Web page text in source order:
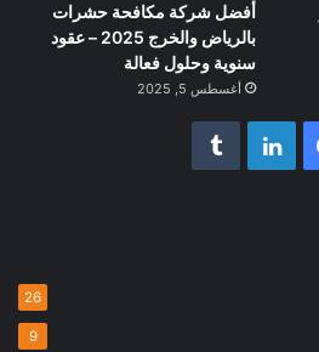
أفضل شركة مكافحة حشرات
بالرياض والخرج 2025 – عقود
سنوية وحلول فعالة
أغسطس 5, 2025
فيسبوكلينكدإن
‏Tumblr
26
9